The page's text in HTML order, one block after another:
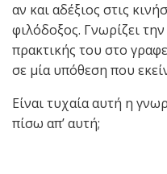
αν και αδέξιος στις
φιλόδοξος. Γνωρίζει
πρακτικής του στο
σε μία υπόθεση που
Είναι τυχαία αυτή η
πίσω απ’ αυτή;